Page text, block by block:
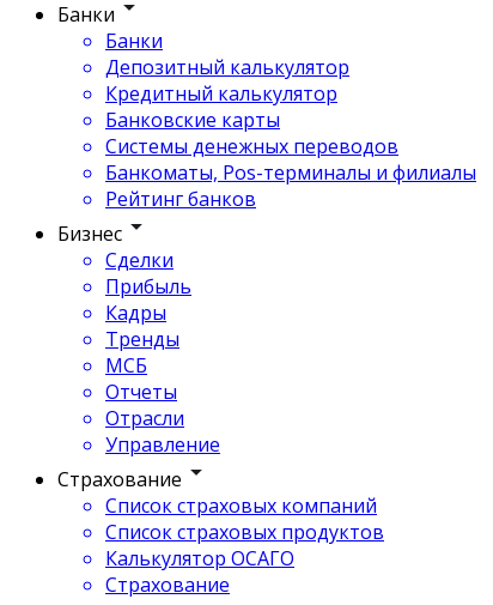
Банки
Банки
Депозитный калькулятор
Кредитный калькулятор
Банковские карты
Системы денежных переводов
Банкоматы, Pos-терминалы и филиалы
Рейтинг банков
Бизнес
Сделки
Прибыль
Кадры
Тренды
МСБ
Отчеты
Отрасли
Управление
Страхование
Список страховых компаний
Список страховых продуктов
Калькулятор ОСАГО
Страхование